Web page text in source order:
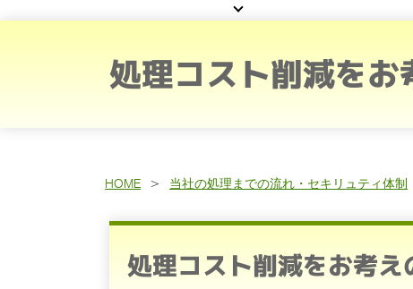
処理コスト削減を
HOME 当社の処理までの流れ・セキリュティ体制
処理コスト削減をお考え